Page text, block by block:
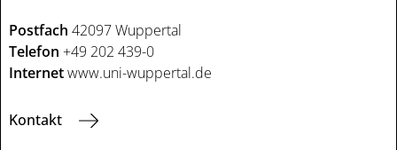
Postfach 42097 Wuppertal
Telefon +49 202 439-0
Internetwww.uni-wuppertal.de
Kontakt